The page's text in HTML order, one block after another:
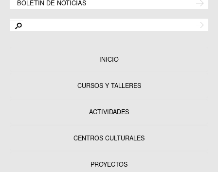
BOLETÍN DE NOTICIAS
INICIO
CURSOS Y TALLERES
ACTIVIDADES
CENTROS CULTURALES
PROYECTOS